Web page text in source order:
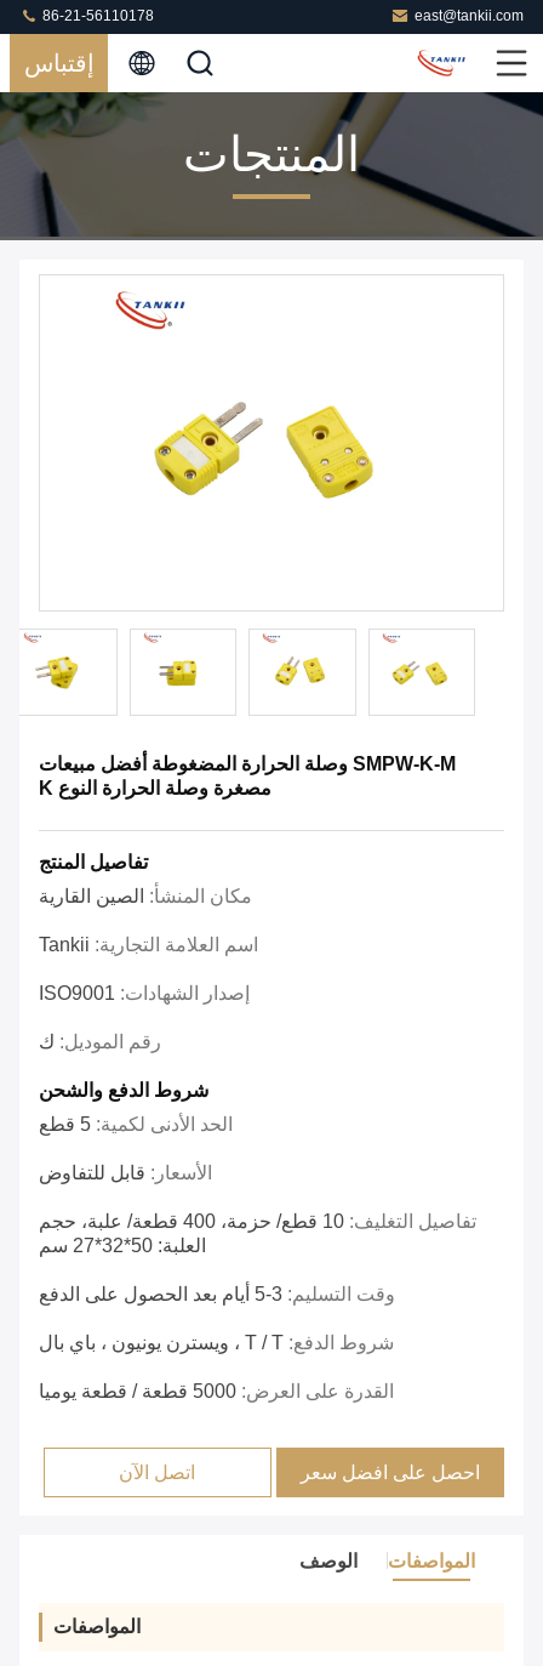
east@tankii.com
86-21-56110178
إقتباس
المنتجات
SMPW-K-M وصلة الحرارة المضغوطة أفضل مبيعات
مصغرة وصلة الحرارة النوع K
تفاصيل المنتج
مكان المنشأ: الصين القارية
اسم العلامة التجارية: Tankii
إصدار الشهادات: ISO9001
رقم الموديل: ك
شروط الدفع والشحن
الحد الأدنى لكمية: 5 قطع
الأسعار: قابل للتفاوض
تفاصيل التغليف:
10 قطع/ حزمة، 400 قطعة/ علبة، حجم
العلبة: 50*32*27 سم
وقت التسليم: 3-5 أيام بعد الحصول على الدفع
شروط الدفع: T / T ، ويسترن يونيون ، باي بال
القدرة على العرض: 5000 قطعة / قطعة يوميا
احصل على افضل سعر اتصل الآن
المواصفات الوصف
المواصفات